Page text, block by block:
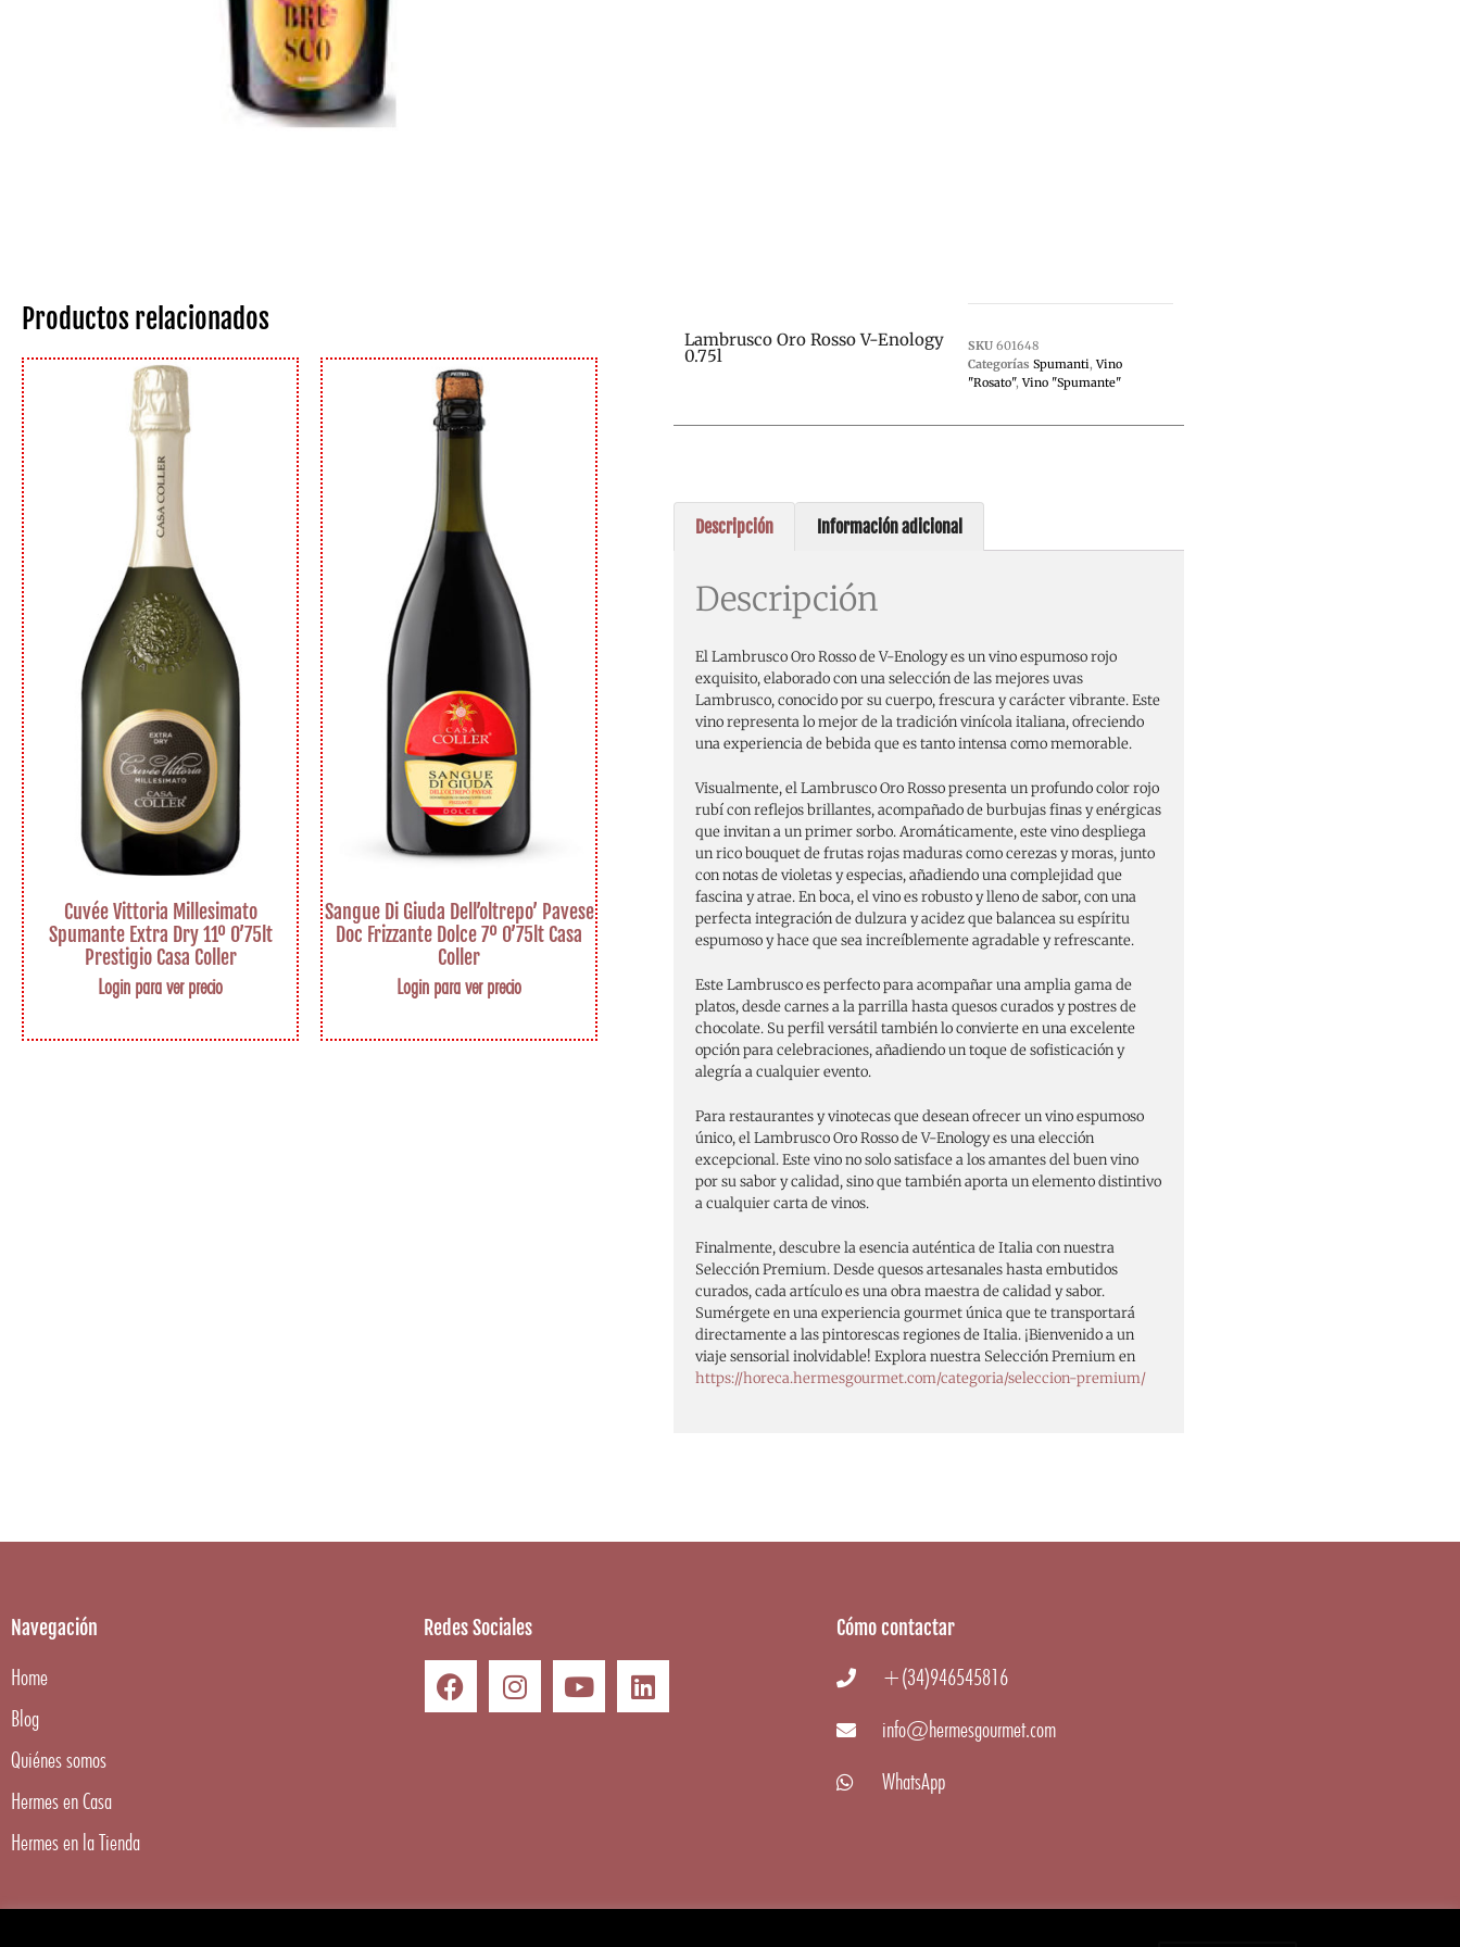
Productos relacionados
Cuvée Vittoria Millesimato
Spumante Extra Dry 11º 0’75lt
Prestigio Casa Coller
Login para ver precio
Sangue Di Giuda Dell’oltrepo’ Pavese
Doc Frizzante Dolce 7º 0’75lt Casa
Coller
Login para ver precio
Lambrusco Oro Rosso V-Enology
0.75l SKU 601648
Categorías Spumanti,Vino
"Rosato",Vino "Spumante"
Descripción Información adicional
Descripción
El Lambrusco Oro Rosso de V-Enology es un vino espumoso rojo
exquisito, elaborado con una selección de las mejores uvas
Lambrusco, conocido por su cuerpo, frescura y carácter vibrante. Este
vino representa lo mejor de la tradición vinícola italiana, ofreciendo
una experiencia de bebida que es tanto intensa como memorable.
Visualmente, el Lambrusco Oro Rosso presenta un profundo color rojo
rubí con reflejos brillantes, acompañado de burbujas finas y enérgicas
que invitan a un primer sorbo. Aromáticamente, este vino despliega
un rico bouquet de frutas rojas maduras como cerezas y moras, junto
con notas de violetas y especias, añadiendo una complejidad que
fascina y atrae. En boca, el vino es robusto y lleno de sabor, con una
perfecta integración de dulzura y acidez que balancea su espíritu
espumoso y hace que sea increíblemente agradable y refrescante.
Este Lambrusco es perfecto para acompañar una amplia gama de
platos, desde carnes a la parrilla hasta quesos curados y postres de
chocolate. Su perfil versátil también lo convierte en una excelente
opción para celebraciones, añadiendo un toque de sofisticación y
alegría a cualquier evento.
Para restaurantes y vinotecas que desean ofrecer un vino espumoso
único, el Lambrusco Oro Rosso de V-Enology es una elección
excepcional. Este vino no solo satisface a los amantes del buen vino
por su sabor y calidad, sino que también aporta un elemento distintivo
a cualquier carta de vinos.
Finalmente, descubre la esencia auténtica de Italia con nuestra
Selección Premium. Desde quesos artesanales hasta embutidos
curados, cada artículo es una obra maestra de calidad y sabor.
Sumérgete en una experiencia gourmet única que te transportará
directamente a las pintorescas regiones de Italia. ¡Bienvenido a un
viaje sensorial inolvidable! Explora nuestra Selección Premium en
https://horeca.hermesgourmet.com/categoria/seleccion-premium/
Navegación
Home
Blog
Quiénes somos
Hermes en Casa
Hermes en la Tienda
Redes Sociales Cómo contactar
+(34)946545816
info@hermesgourmet.com
WhatsApp